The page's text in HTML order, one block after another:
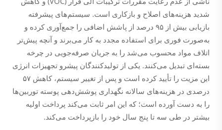
شدید هزینه‌های اصلاح و بازکاری است. سیستم‌های پیشرفته
بازیابی بیش از ۹۵ درصد از پاشش اضافی را جمع‌آوری کرده و
به‌صورت فوری برای استفاده مجدد به کار می‌برند و آنچه پیش‌تر
اتلاف مواد محسوب می‌شد را به جریان صرفه‌جویی در چرخه
بسته‌ای تبدیل می‌کنند. یکی از تولیدکنندگان پیشرو تجهیزات انرژی
این مزیت را تأیید کرده است و پس از تغییر سیستم، کاهش ۵۷
درصدی در هزینه‌های سالانه نگهداری پوشش‌دهی پوسته توربین‌ها
را به دست آورده است؛ که این امر ثابت می‌کند پرداخت اولیه
بیشتر در طی سه تا پنج سال خود را بازپرداخت می‌کند.